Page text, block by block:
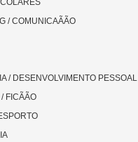
/ COMUNICAÃÃO
/ DESENVOLVIMENTO PESSOAL